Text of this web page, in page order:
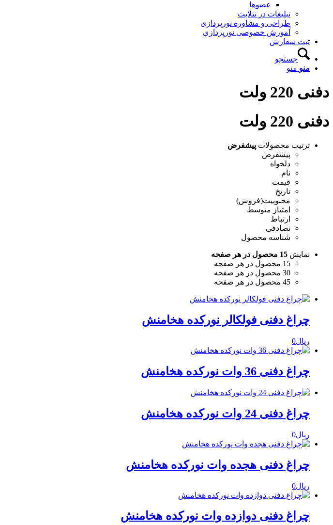
عضوها
تبلیغات در نتلایت
طراحی و مشاوره نورپردازی
آموزش خصوصی نورپردازی
ثبت سفارش
جستجو
منو منو
دفنی 220 ولت
دفنی 220 ولت
ترتیب محصولات پیشفرض
پیشفرض
دلخواه
نام
قیمت
تاریخ
محبوبیت(فروش)
امتیاز متوسط
ارتباط
تصادفی
شناسه محصول
نمایش 15 محصول در هر صفحه
15 محصول در هر صفحه
30 محصول در هر صفحه
45 محصول در هر صفحه
چراغ دفنی فولکالر نورکده هخامنش
ریال0
چراغ دفنی 36 وات نورکده هخامنش
چراغ دفنی 24 وات نورکده هخامنش
ریال0
چراغ دفنی هجده وات نورکده هخامنش
ریال0
چراغ دفنی دوازده وات نورکده هخامنش